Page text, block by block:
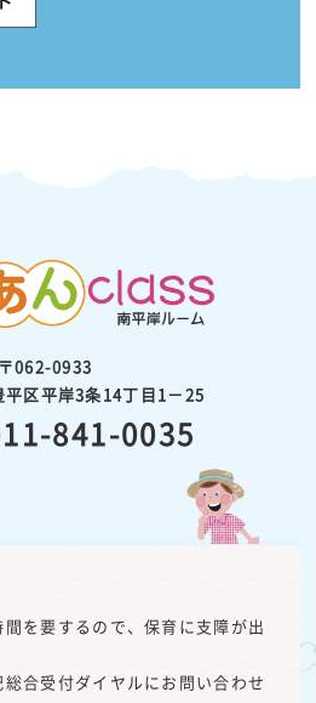
〒062-0933
平区平岸3条14丁目1－25
841-0035
を要するので、保育に支障が出
合受付ダイヤルにお問い合わせ